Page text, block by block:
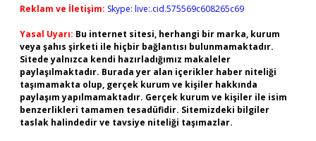
Reklam ve İletişim: Skype: live:.cid.575569c608265c69
Yasal Uyarı: Bu internet sitesi, herhangi bir marka, kurum
veya şahıs şirketi ile hiçbir bağlantısı bulunmamaktadır.
Sitede yalnızca kendi hazırladığımız makaleler
paylaşılmaktadır. Burada yer alan içerikler haber niteliği
taşımamakta olup, gerçek kurum ve kişiler hakkında
paylaşım yapılmamaktadır. Gerçek kurum ve kişiler ile isim
benzerlikleri tamamen tesadüfidir. Sitemizdeki bilgiler
taslak halindedir ve tavsiye niteliği taşımazlar.